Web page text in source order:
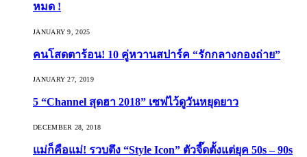
หมด !
JANUARY 9, 2025
คนโสดตาร้อน! 10 คู่หวานสปาร์ค “รักกลางกองถ่าย”
JANUARY 27, 2019
5 “Channel สุดฮา 2018” เซฟไว้ดูวันหยุดยาว
DECEMBER 28, 2018
แม่ก็คือแม่! รวบตึง “Style Icon” ตัวจี๊ดตั้งแต่ยุค 50s – 90s